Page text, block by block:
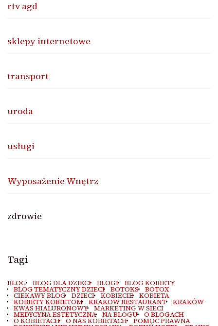
rtv agd
sklepy internetowe
transport
uroda
usługi
Wyposażenie Wnętrz
zdrowie
Tagi
BLOG BLOG DLA DZIECI BLOGI BLOG KOBIETY
BLOG TEMATYCZNY DZIECI BOTOKS BOTOX
CIEKAWY BLOG DZIECI KOBIECIE KOBIETA
KOBIETY KOBIETOM KRAKOW RESTAURANT KRAKÓW
KWAS HIALURONOWY MARKETING W SIECI
MEDYCYNA ESTETYCZNA NA BLOGU O BLOGACH
O KOBIETACH O NAS KOBIETACH POMOC PRAWNA